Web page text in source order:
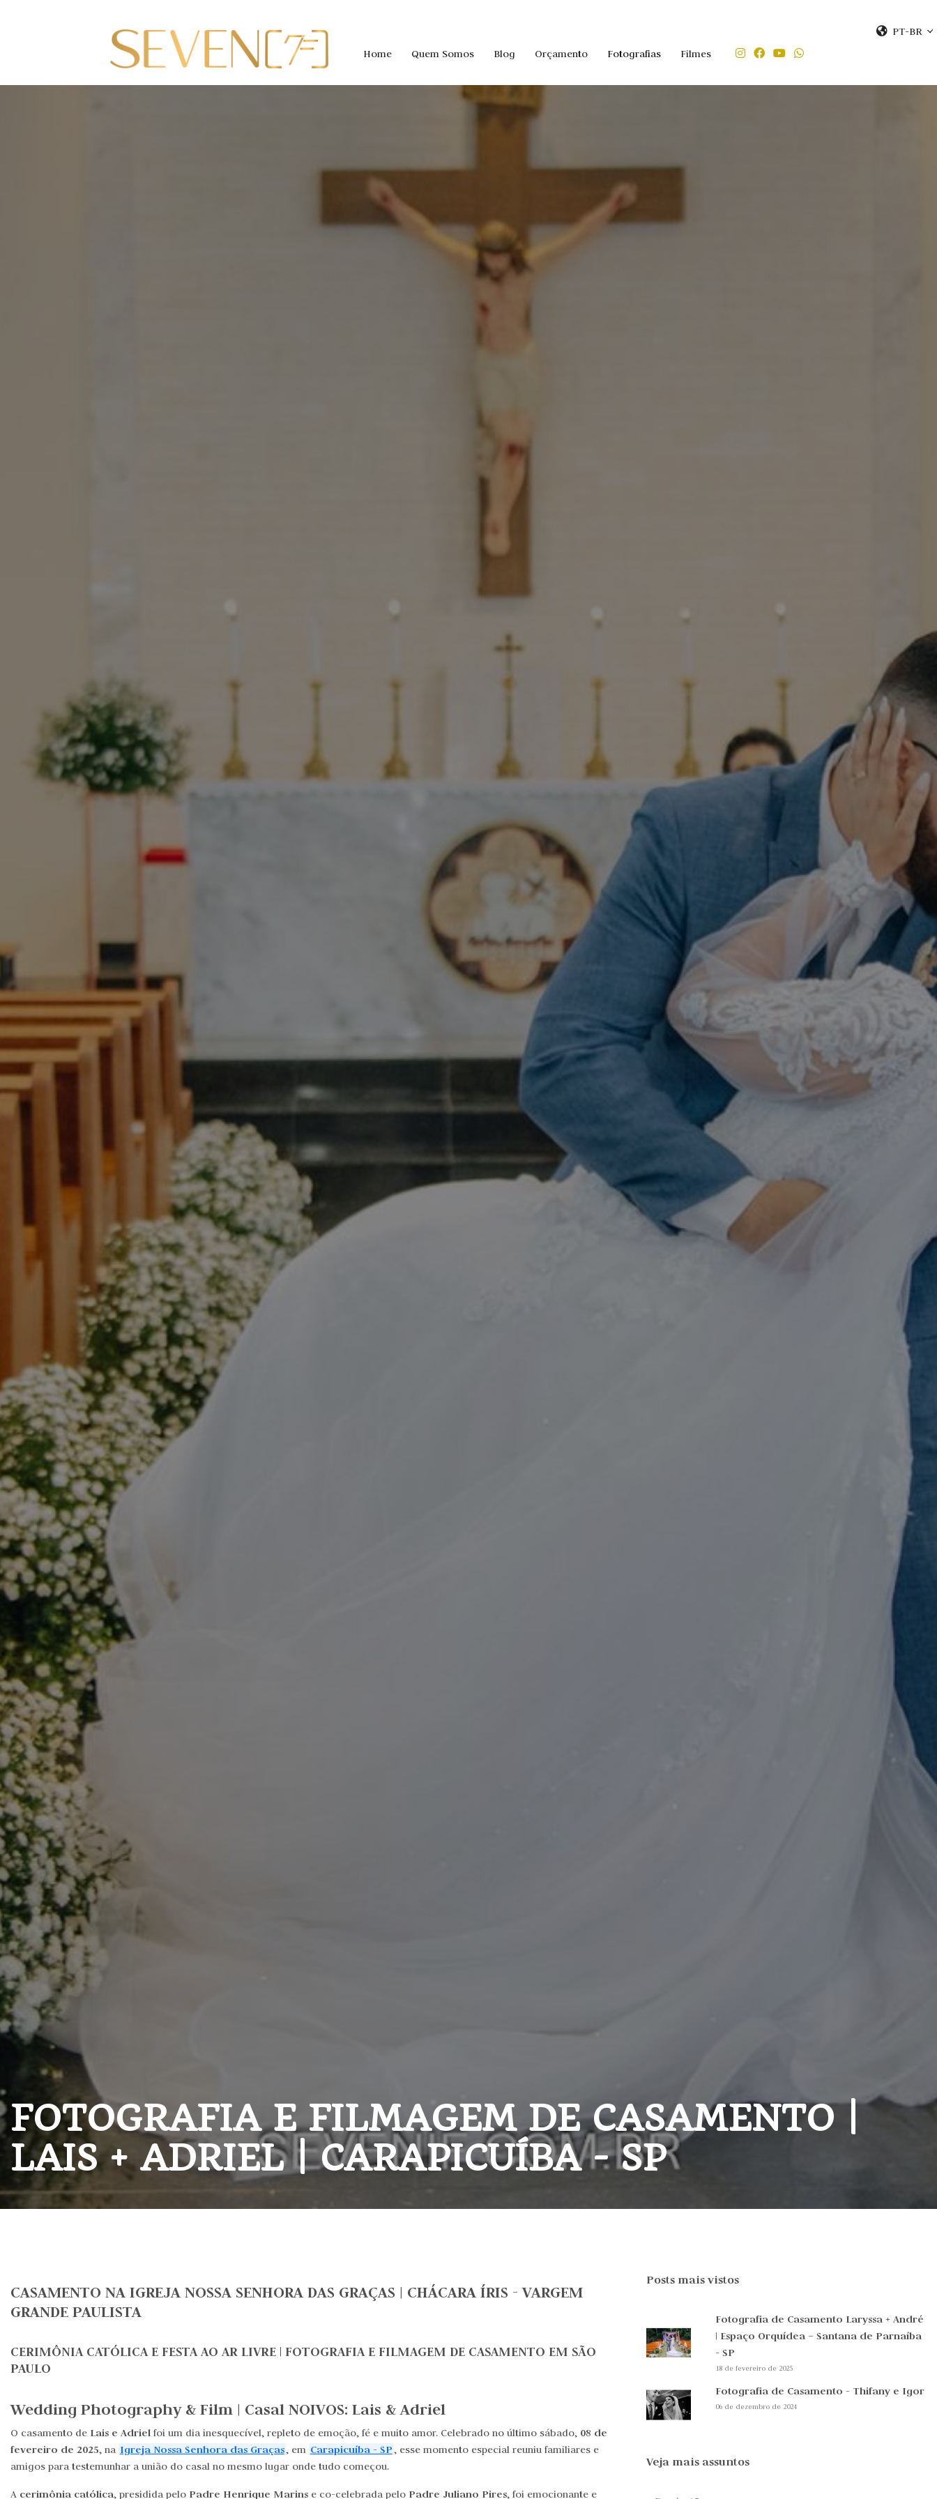
Home Quem Somos Blog Orçamento Fotografias Filmes
PT-BR
FOTOGRAFIA E FILMAGEM DE CASAMENTO |
LAIS + ADRIEL | CARAPICUÍBA - SP
CASAMENTO NA IGREJA NOSSA SENHORA DAS GRAÇAS | CHÁCARA ÍRIS - VARGEM
GRANDE PAULISTA
CERIMÔNIA CATÓLICA E FESTA AO AR LIVRE | FOTOGRAFIA E FILMAGEM DE CASAMENTO EM SÃO
PAULO
Wedding Photography & Film | Casal NOIVOS: Lais & Adriel
O casamento de Lais e Adriel foi um dia inesquecível, repleto de emoção, fé e muito amor. Celebrado no último sábado, 08 de
fevereiro de 2025, na Igreja Nossa Senhora das Graças, em Carapicuíba - SP, esse momento especial reuniu familiares e
amigos para testemunhar a união do casal no mesmo lugar onde tudo começou.
A cerimônia católica, presidida pelo Padre Henrique Marins e co-celebrada pelo Padre Juliano Pires, foi emocionante e
Posts mais vistos
Fotografia de Casamento Laryssa + André
| Espaço Orquídea – Santana de Parnaíba
- SP
18 de fevereiro de 2025
Fotografia de Casamento - Thifany e Igor
06 de dezembro de 2024
Veja mais assuntos